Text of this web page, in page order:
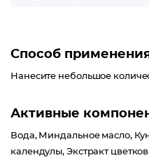
Способ
Нанесите небольшое
Активные
Вода, Миндальное масло,
календулы, Экстракт